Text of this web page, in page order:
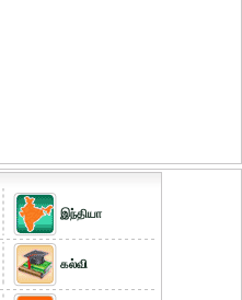
இந்தியா
கல்வி